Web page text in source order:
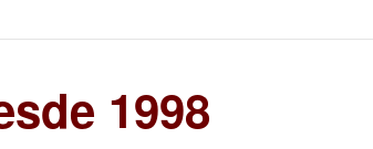
1998